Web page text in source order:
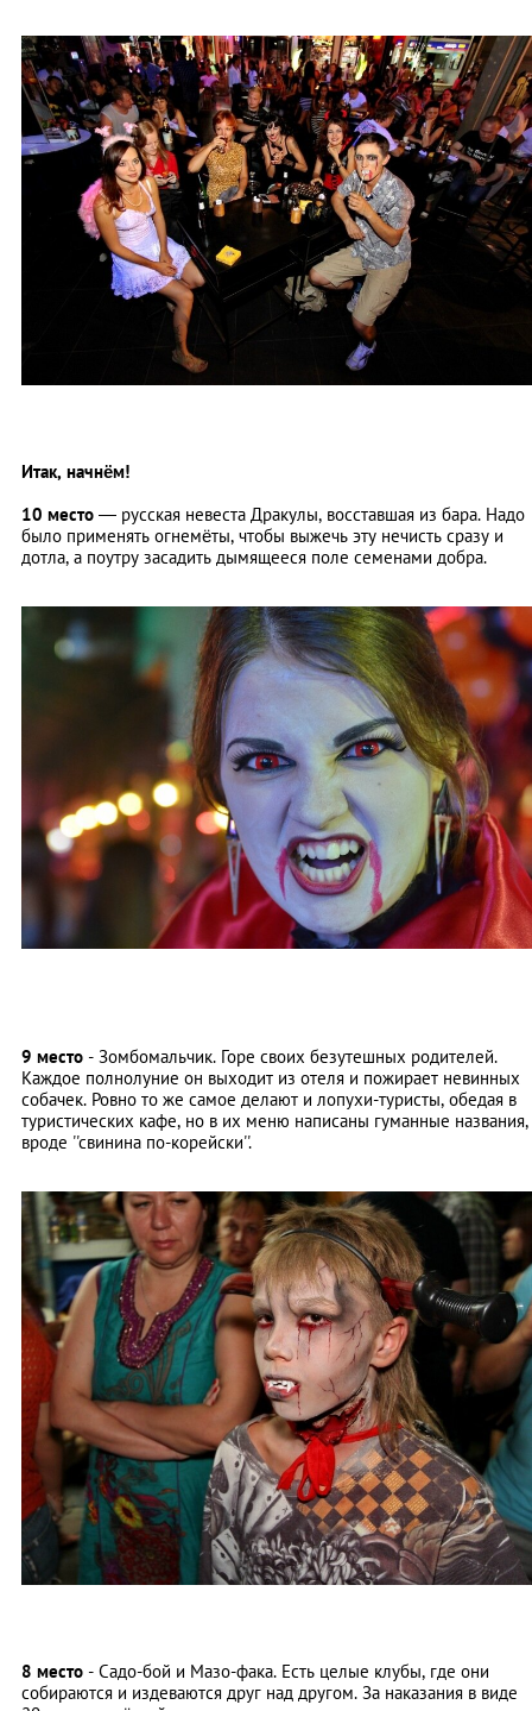
Итак, начнём!
10 место — русская невеста Дракулы, восставшая из бара. Надо
было применять огнемёты, чтобы выжечь эту нечисть сразу и
дотла, а поутру засадить дымящееся поле семенами добра.
9 место - Зомбомальчик. Горе своих безутешных родителей.
Каждое полнолуние он выходит из отеля и пожирает невинных
собачек. Ровно то же самое делают и лопухи-туристы, обедая в
туристических кафе, но в их меню написаны гуманные названия,
вроде ''свинина по-корейски''.
8 место - Садо-бой и Мазо-фака. Есть целые клубы, где они
собираются и издеваются друг над другом. За наказания в виде